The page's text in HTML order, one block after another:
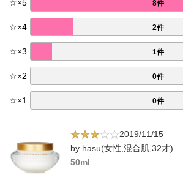
☆×5 8件
☆×4 2件
☆×3 1件
☆×2 0件
☆×1 0件
2019/11/15
by hasu(女性,混合肌,32才)
50ml